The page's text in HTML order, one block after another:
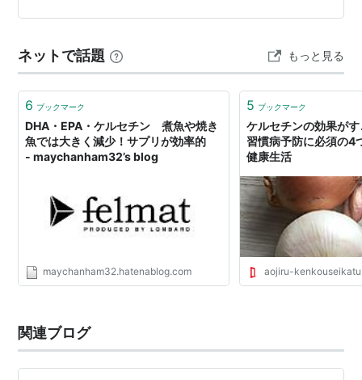
AIに投げてみた。 結果は「確定（信頼度S / 正確）」だっ
ア由来小胞（MDVs）とペルオ…
ネットで話題 もっと見る
6 ブックマーク
DHA・EPA・ケルセチン 煮魚や焼き
魚では大きく減少！サプリが効率的
- maychanham32’s blog
maychanham32.hatenablog.com
5 ブックマーク
ケルセチンの効果が
習慣病予防に必須の4
健康生活
aojiru-
関連ブログ